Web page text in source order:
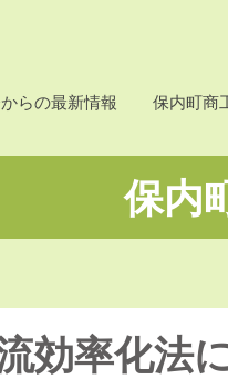
らの最新情報 保内町商
保内
効率化法